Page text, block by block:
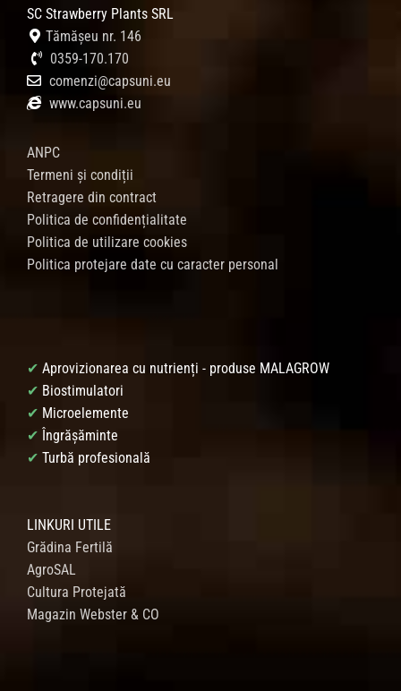
SC Strawberry Plants SRL
Tămășeu nr. 146
0359-170.170
comenzi@capsuni.eu
www.capsuni.eu
ANPC
Termeni și condiții
Retragere din contract
Politica de confidențialitate
Politica de utilizare cookies
Politica protejare date cu caracter personal
✔ Aprovizionarea cu nutrienți - produse MALAGROW
✔ Biostimulatori
✔ Microelemente
✔ Îngrășăminte
✔ Turbă profesională
LINKURI UTILE
Grădina Fertilă
AgroSAL
Cultura Protejată
Magazin Webster & CO